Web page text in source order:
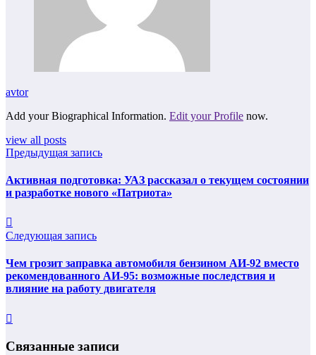
avtor
Add your Biographical Information. Edit your Profile now.
view all posts
Предыдущая запись
Активная подготовка: УАЗ рассказал о текущем состоянии
и разработке нового «Патриота»
Следующая запись
Чем грозит заправка автомобиля бензином АИ-92 вместо
рекомендованного АИ-95: возможные последствия и
влияние на работу двигателя
Связанные записи